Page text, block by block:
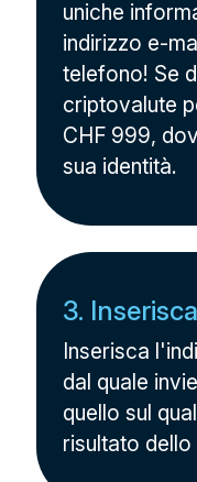
uniche
indirizzo e-
telefono! Se
criptovalute
CHF 999,
sua identità.
3.
Inserisca
dal quale
quello sul
risultato